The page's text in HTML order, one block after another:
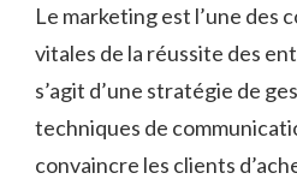
Le marketing est l’une des
vitales de la réussite des
s’agit d’une stratégie de
techniques de
convaincre les clients